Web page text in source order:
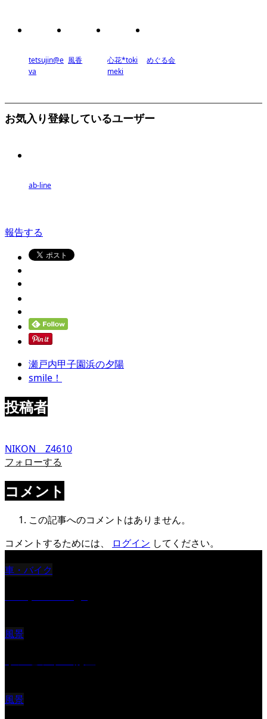
tetsujin@e
va
風香
心花*toki
meki
めぐる会
お気入り登録しているユーザー
ab-line
報告する
瀬戸内甲子園浜の夕陽
smile！
投稿者
NIKON Z4610
フォローする
コメント
この記事へのコメントはありません。
コメントするためには、
ログイン してください。
車・バイク
風景
風景